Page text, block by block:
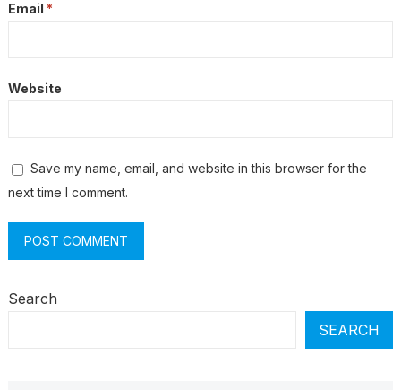
Email *
Website
Save my name, email, and website in this browser for the
next time I comment.
Search
SEARCH